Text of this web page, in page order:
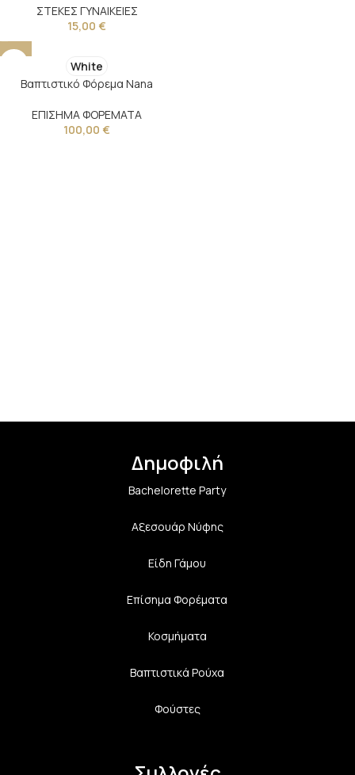
ΣΤΕΚΕΣ ΓΥΝΑΙΚΕΙΕΣ
15,00 €
White
Βαπτιστικό Φόρεμα Nana
ΕΠΙΣΗΜΑ ΦΟΡΕΜΑΤΑ
100,00 €
Δημοφιλή
Bachelorette Party
Αξεσουάρ Νύφης
Είδη Γάμου
Επίσημα Φορέματα
Κοσμήματα
Βαπτιστικά Ρούχα
Φούστες